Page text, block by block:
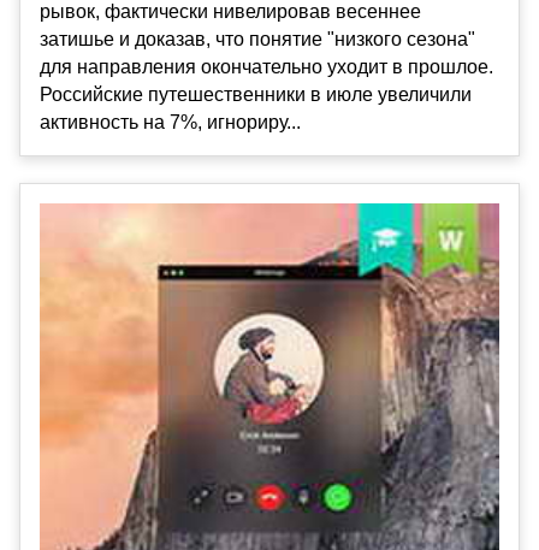
рывок, фактически нивелировав весеннее
затишье и доказав, что понятие "низкого сезона"
для направления окончательно уходит в прошлое.
Российские путешественники в июле увеличили
активность на 7%, игнориру...